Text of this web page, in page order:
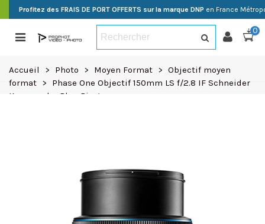
Profitez des FRAIS DE PORT OFFERTS sur la marque DNP en France
0
Accueil > Photo > Moyen Format > Objectif moyen
format >
Phase One Objectif 150mm LS f/2.8 IF Schneider
Kreuznach • Blue Ring